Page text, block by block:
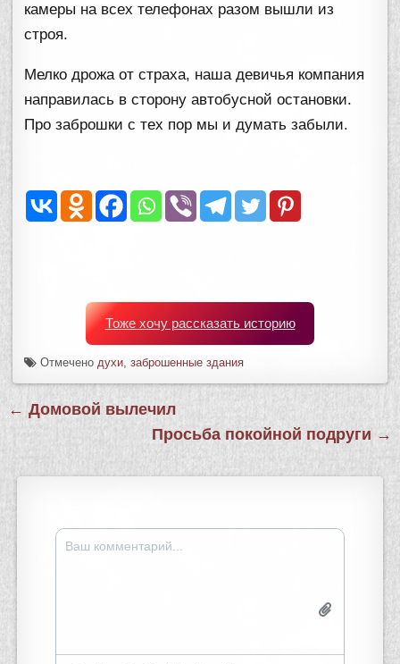
камеры на всех телефонах разом вышли из
строя.
Мелко дрожа от страха, наша девичья компания
направилась в сторону автобусной остановки.
Про заброшки с тех пор мы и думать забыли.
Тоже хочу рассказать историю
Отмечено духи ,заброшенные здания
Навигация
по
записям
← Домовой вылечил
Просьба покойной подруги →